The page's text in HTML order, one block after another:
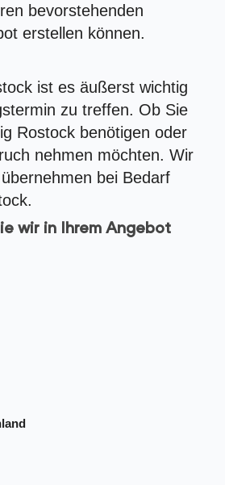
bevorstehenden
erstellen können.
ist es äußerst wichtig
zu treffen. Ob Sie
Rostock benötigen oder
nehmen möchten. Wir
bei Bedarf
wir in Ihrem Angebot